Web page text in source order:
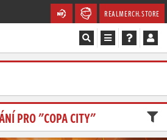
REALMERCH.STORE
PRO "COPA CITY"